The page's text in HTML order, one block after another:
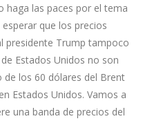
haga las paces por el tema
que los precios
presidente Trump tampoco
Estados Unidos no son
los 60 dólares del Brent
Estados Unidos. Vamos a
una banda de precios del